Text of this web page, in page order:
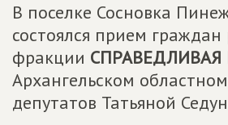
В поселке Сосновка
состоялся прием
фракции СПРАВЕДЛИВАЯ
Архангельском
депутатов Татьяной